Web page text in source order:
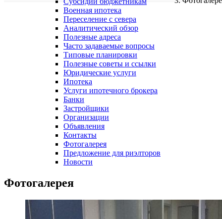
Военная ипотека
Переселение с севера
Аналитический обзор
Полезные адреса
Часто задаваемые вопросы
Типовые планировки
Полезные советы и ссылки
Юридические услуги
Ипотека
Услуги ипотечного брокера
Банки
Застройщики
Организации
Объявления
Контакты
Фотогалерея
Предложение для риэлторов
Новости
Фотогалерея